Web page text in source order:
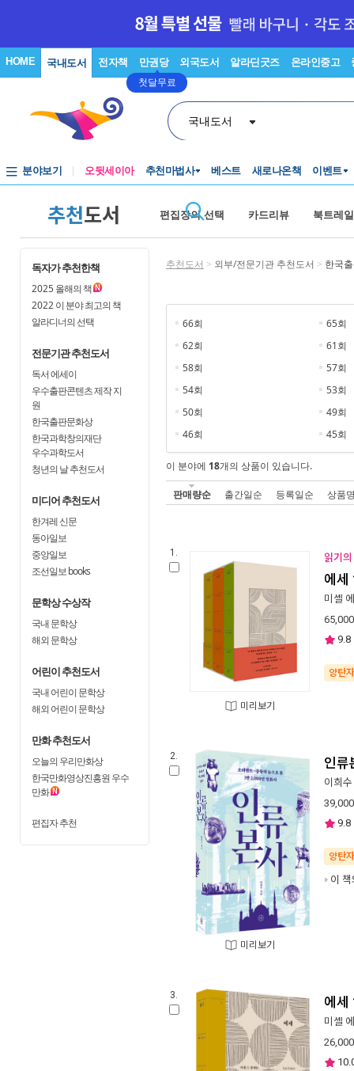
HOME 국내도서 전자책 만권당
첫달무료
외국도서 알라딘굿즈 온라인중고
국내도서
분야보기 오뒷세이아 추천마법사 베스트 새로나온책 이벤트
추천도서 편집장의 선택 카드리뷰 북트레
독자가 추천한책
2025올해의 책
2022이 분야 최고의 책
알라디너의 선택
전문기관 추천도서
독서 에세이
우수출판콘텐츠 제작 지
원
한국출판문화상
한국과학창의재단
우수과학도서
청년의 날 추천도서
미디어 추천도서
한겨레 신문
동아일보
중앙일보
조선일보 books
문학상 수상작
국내 문학상
해외 문학상
어린이 추천도서
국내 어린이 문학상
해외 어린이 문학상
만화 추천도서
오늘의 우리만화상
한국만화영상진흥원 우수
만화
편집자 추천
추천도서 > 외부/전문기관 추천도서 > 한국
66회
65회
62회
61회
58회
57회
54회
53회
50회
49회
46회
45회
이 분야에 18개의 상품이 있습니다.
판매량순 출간일순 등록일순 상품
1.
미리보기
읽기
에세
미셸
65,000
9.8
양탄
2.
미리보기
인류
이희수
39,000
9.8
양탄
이
3. 에세
미셸
26,000